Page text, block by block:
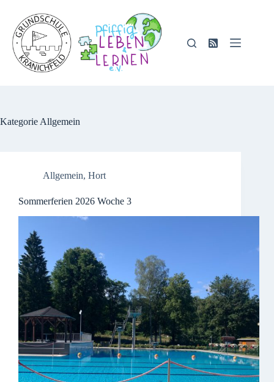
springen
Kategorie Allgemein
Allgemein, Hort
Sommerferien 2026 Woche 3